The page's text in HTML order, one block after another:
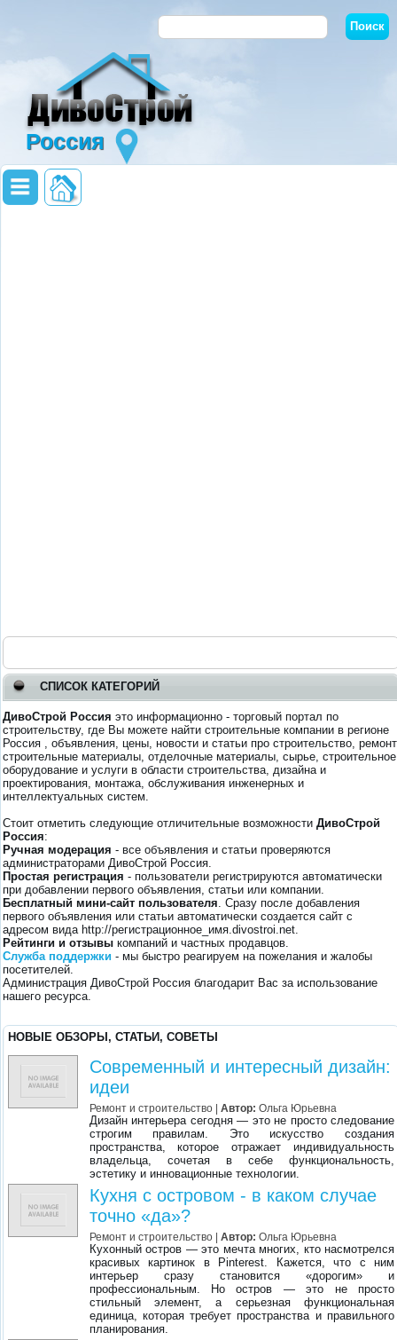
Россия
СПИСОК КАТЕГОРИЙ
ДивоСтрой Россия это информационно - торговый портал по
строительству, где Вы можете найти строительные компании в регионе
Россия , объявления, цены, новости и статьи про строительство,
строительные материалы, отделочные материалы, сырье, строительное
оборудование и услуги в области строительства, дизайна и
проектирования, монтажа, обслуживания инженерных и
интеллектуальных систем.
Стоит отметить следующие отличительные возможности ДивоСтрой
Россия:
Ручная модерация - все объявления и статьи проверяются
администраторами ДивоСтрой Россия.
Простая регистрация - пользователи регистрируются автоматически
при добавлении первого объявления, статьи или компании.
Бесплатный мини-сайт пользователя. Сразу после добавления
первого объявления или статьи автоматически создается сайт с
адресом вида http://регистрационное_имя.divostroi.net.
Рейтинги и отзывы компаний и частных продавцов.
Служба поддержки - мы быстро реагируем на пожелания и жалобы
посетителей.
Администрация ДивоСтрой Россия благодарит Вас за использование
нашего ресурса.
НОВЫЕ ОБЗОРЫ, СТАТЬИ, СОВЕТЫ
Современный и интересный дизайн:
идеи
Ремонт и строительство| Автор: Ольга Юрьевна
Дизайн интерьера сегодня — это не просто следование
строгим правилам. Это искусство создания
пространства, которое отражает индивидуальность
владельца, сочетая в себе функциональность,
эстетику и инновационные технологии.
Кухня с островом - в каком случае
точно «да»?
Ремонт и строительство| Автор: Ольга Юрьевна
Кухонный остров — это мечта многих, кто насмотрелся
красивых картинок в Pinterest. Кажется, что с ним
интерьер сразу становится «дорогим» и
профессиональным. Но остров — это не просто
стильный элемент, а серьезная функциональная
единица, которая требует пространства и правильного
планирования.